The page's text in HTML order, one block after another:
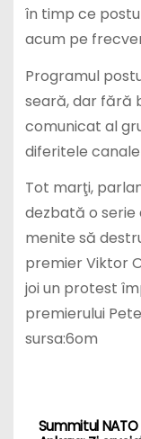
în timp ce
acum pe
Programul
seară, dar fără
comunicat al
diferitele
Tot marţi,
dezbată o
menite să
premier Viktor
joi un protest
premierului
sursa:6om
PSummitul